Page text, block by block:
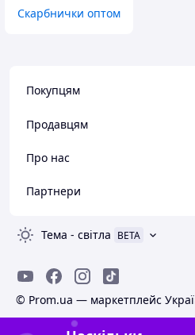
Скарбнички оптом
Покупцям
Продавцям
Про нас
Партнери
Тема - світла BETA
© Prom.ua — маркетплейс